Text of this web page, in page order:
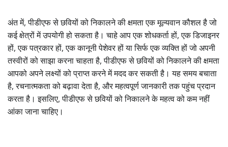
अंत में, पीडीएफ से छवियों को निकालने की क्षमता एक मूल्यवान कौशल है जो
कई क्षेत्रों में उपयोगी हो सकता है। चाहे आप एक शोधकर्ता हों, एक डिजाइनर
हों, एक पत्रकार हों, एक कानूनी पेशेवर हों या सिर्फ एक व्यक्ति हों जो अपनी
तस्वीरों को साझा करना चाहता है, पीडीएफ से छवियों को निकालने की क्षमता
आपको अपने लक्ष्यों को प्राप्त करने में मदद कर सकती है। यह समय बचाता
है, रचनात्मकता को बढ़ावा देता है, और महत्वपूर्ण जानकारी तक पहुंच प्रदान
करता है। इसलिए, पीडीएफ से छवियों को निकालने के महत्व को कम नहीं
आंका जाना चाहिए।